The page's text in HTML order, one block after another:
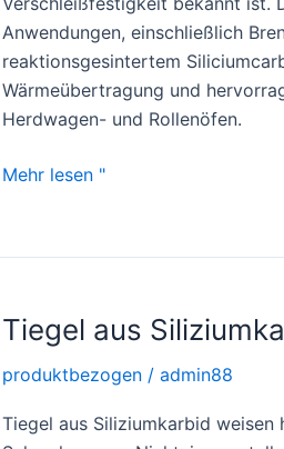
Herstellung
von
Aluminiumoxid-
Keramik
Anwendungen, einschließlich
reaktionsgesintertem
Wärmeübertragung und
Herdwagen- und Rollenöfen.
Vorteile
Brennerdüsen
Mehr lesen "
Tiegel aus
produktbezogen / admin88
Tiegel aus Siliziumkarbid